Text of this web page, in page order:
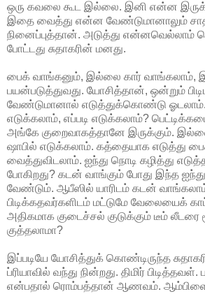
ஒரு கவலை கூட இல்லை. இனி என்ன
இதை வைத்து என்ன வேண்டுமானாலும்
நினைப்புத்தான். அடுத்து என்னவெல்லாம்
போட்டது சுதாகரின் மனது.
பைக் வாங்கனும், இல்லை கார் வாங்கலாம்,
பயன்படுத்துவது. யோசித்தான், ஒன்றும்
வேண்டுமானால் எடுத்துக்கொண்டு
எடுக்கலாம், எப்படி எடுக்கலாம்?
அங்கே குறைவாகத்தானே இருக்கும்.
ஷாபில் எடுக்கலாம். கத்தையாக எடுத்து
வைத்துவிடலாம். ஐந்து நொடி கழித்து
போகிறது? கடன் வாங்கும் போது இந்த
வேண்டும். ஆபீஸில் யாரிடம் கடன்
பிடிக்கதவர்களிடம் மட்டுமே வேலையைக்
அதிகமாக குடைச்சல் குடுக்கும் டீம் லீடரை
குத்தலாமா?
இப்படியே யோசித்துக் கொண்டிருந்த
ப்ரியாவில் வந்து நின்றது. திமிர் பிடித்தவள்.
என்பதால் ரொம்பத்தான் ஆணவம்.